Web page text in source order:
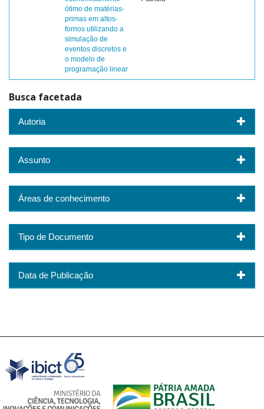
ótimo de matérias-
primas em altos-
fornos utilizando a
simulação de
eventos discretos e
o modelo de
programação linear
Busca facetada
Autoria
Assunto
Áreas de conhecimento
Tipo de Documento
Data de Publicação